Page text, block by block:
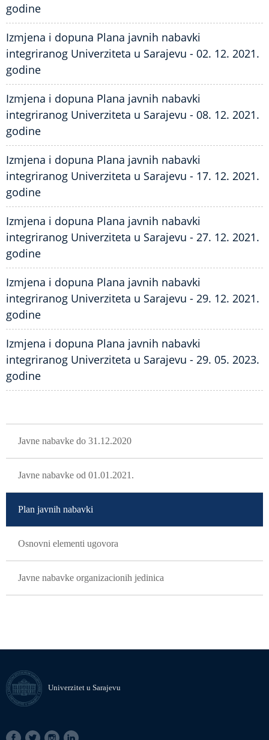
godine
Izmjena i dopuna Plana javnih nabavki
integriranog Univerziteta u Sarajevu - 02. 12. 2021.
godine
Izmjena i dopuna Plana javnih nabavki
integriranog Univerziteta u Sarajevu - 08. 12. 2021.
godine
Izmjena i dopuna Plana javnih nabavki
integriranog Univerziteta u Sarajevu - 17. 12. 2021.
godine
Izmjena i dopuna Plana javnih nabavki
integriranog Univerziteta u Sarajevu - 27. 12. 2021.
godine
Izmjena i dopuna Plana javnih nabavki
integriranog Univerziteta u Sarajevu - 29. 12. 2021.
godine
Izmjena i dopuna Plana javnih nabavki
integriranog Univerziteta u Sarajevu - 29. 05. 2023.
godine
Javne nabavke do 31.12.2020
Javne nabavke od 01.01.2021.
Plan javnih nabavki
Osnovni elementi ugovora
Javne nabavke organizacionih jedinica
Univerzitet u Sarajevu
SOCIAL